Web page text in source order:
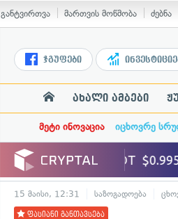
განტვირთვა მართვის მოწმობა ძებნა
ჯგუფები
ახალი ამბები
მეტი ინოვაცია იცხოვრე
15 მაისი, 12:31 საზოგადოება
ფასიანი განთავსება